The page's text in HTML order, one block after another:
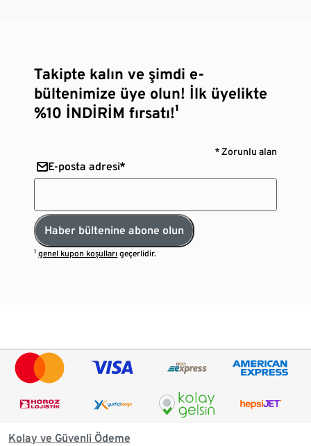
Takipte kalın ve şimdi e-
bültenimize üye olun! İlk üyelikte
%10 İNDİRİM fırsatı!¹
* Zorunlu alan
E-posta adresi*
Haber bültenine abone olun
¹genel kupon koşulları geçerlidir.
Kolay ve Güvenli Ödeme